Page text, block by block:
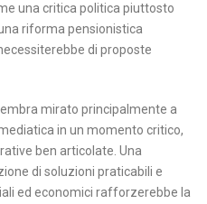
una critica politica piuttosto
riforma pensionistica
di proposte
mirato principalmente a
in un momento critico,
ben articolate. Una
di soluzioni praticabili e
ed economici rafforzerebbe la